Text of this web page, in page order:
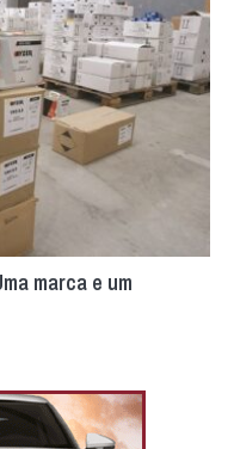
marca e um